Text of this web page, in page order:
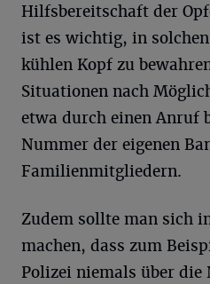
Hilfsbereitschaft der
ist es wichtig, in
kühlen Kopf zu
Situationen nach
etwa durch einen Anruf
Nummer der eigenen
Familienmitgliedern.
Zudem sollte man sich
machen, dass zum
Polizei niemals über die